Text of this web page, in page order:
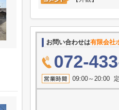
お問い合わせは有限会社
072-
09:00～20:00